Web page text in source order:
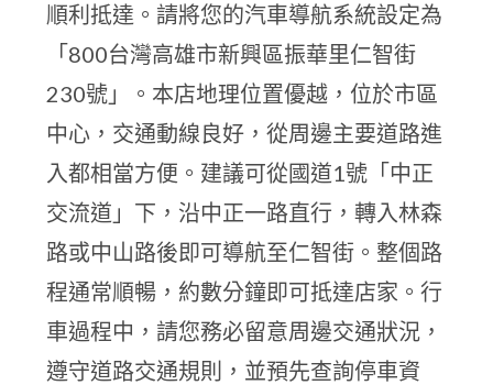
順利抵達。請將您的汽車導航系統設定為
「800台灣高雄市新興區振華里仁智街
230號」。本店地理位置優越，位於市區
中心，交通動線良好，從周邊主要道路進
入都相當方便。建議可從國道1號「中正
交流道」下，沿中正一路直行，轉入林森
路或中山路後即可導航至仁智街。整個路
程通常順暢，約數分鐘即可抵達店家。行
車過程中，請您務必留意周邊交通狀況，
遵守道路交通規則，並預先查詢停車資